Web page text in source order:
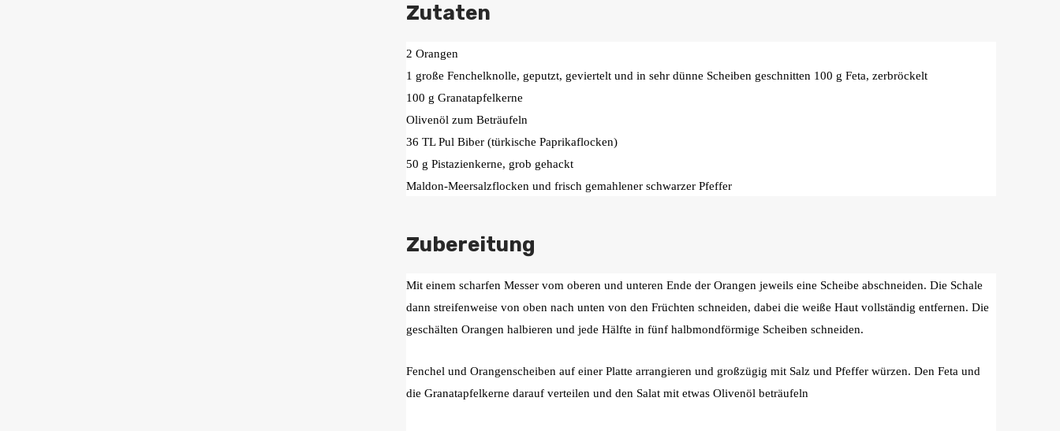
Zutaten
2 Orangen
1 große Fenchelknolle, geputzt, geviertelt und in sehr dünne Scheiben geschnitten 100 g Feta, zerbröckelt
100 g Granatapfelkerne
Olivenöl zum Beträufeln
36 TL Pul Biber (türkische Paprikaflocken)
50 g Pistazienkerne, grob gehackt
Maldon-Meersalzflocken und frisch gemahlener schwarzer Pfeffer
Zubereitung
Mit einem scharfen Messer vom oberen und unteren Ende der Orangen jeweils eine Scheibe abschneiden. Die Schale
dann streifenweise von oben nach unten von den Früchten schneiden, dabei die weiße Haut vollständig entfernen. Die
geschälten Orangen halbieren und jede Hälfte in fünf halbmondförmige Scheiben schneiden.
Fenchel und Orangenscheiben auf einer Platte arrangieren und großzügig mit Salz und Pfeffer würzen. Den Feta und
die Granatapfelkerne darauf verteilen und den Salat mit etwas Olivenöl beträufeln